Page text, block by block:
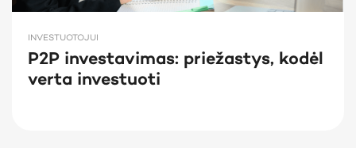
INVESTUOTOJUI
P2P investavimas: priežastys, kodėl
verta investuoti